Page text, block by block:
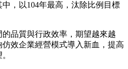
，以104年最高，汰除比例目標
品質與行政效率，期望越來越
效企業經營模式導入新血，提高